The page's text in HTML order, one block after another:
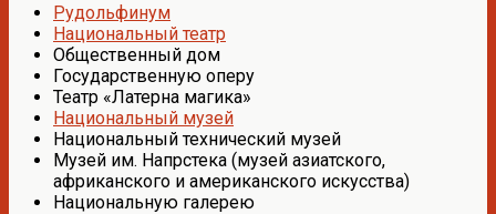
Рудольфинум
Национальный театр
Общественный дом
Государственную оперу
Театр «Латерна магика»
Национальный музей
Национальный технический музей
Музей им. Напрстека (музей азиатского,
африканского и американского искусства)
Национальную галерею